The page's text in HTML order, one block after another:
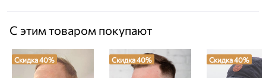
С этим товаром покупают
Скидка 40% Скидка 40% Скидка 40%